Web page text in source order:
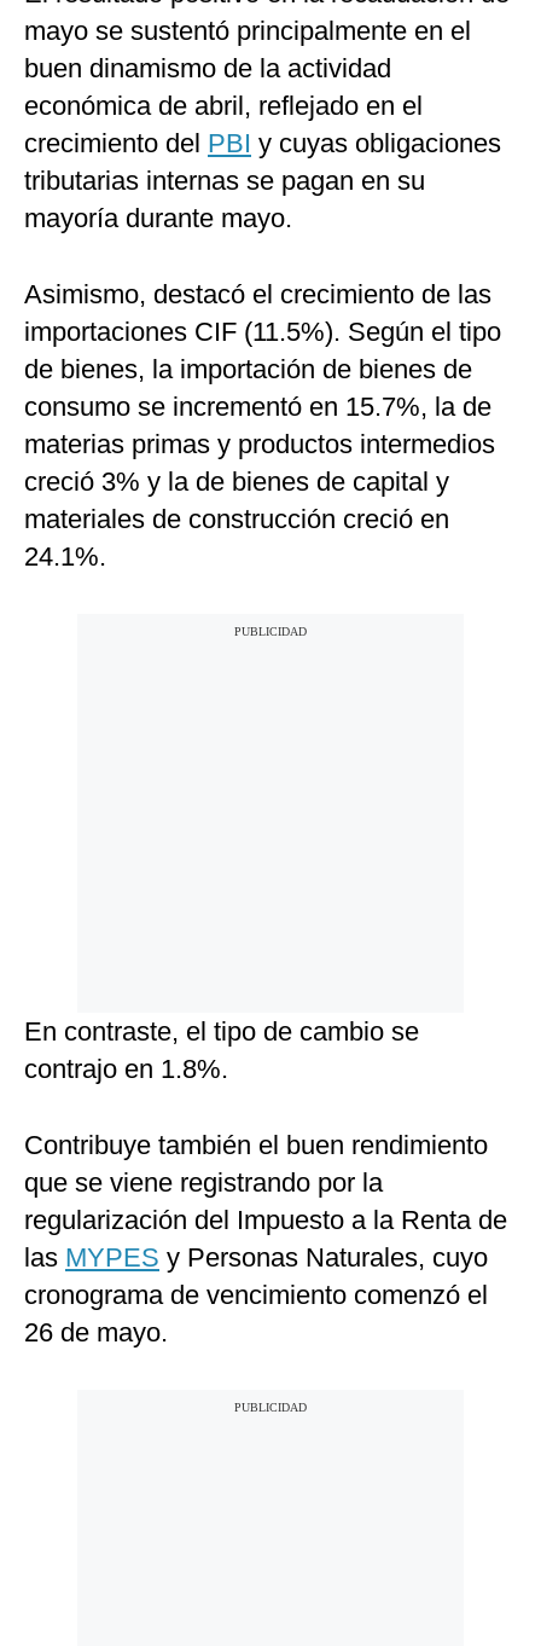
mayo se sustentó principalmente en el
buen dinamismo de la actividad
económica de abril, reflejado en el
crecimiento del PBI y cuyas obligaciones
tributarias internas se pagan en su
mayoría durante mayo.
Asimismo, destacó el crecimiento de las
importaciones CIF (11.5%). Según el tipo
de bienes, la importación de bienes de
consumo se incrementó en 15.7%, la de
materias primas y productos intermedios
creció 3% y la de bienes de capital y
materiales de construcción creció en
24.1%.
En contraste, el tipo de cambio se
contrajo en 1.8%.
Contribuye también el buen rendimiento
que se viene registrando por la
regularización del Impuesto a la Renta de
las MYPES y Personas Naturales, cuyo
cronograma de vencimiento comenzó el
26 de mayo.